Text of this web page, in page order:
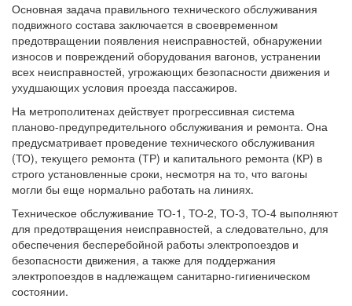
Основная задача правильного технического обслуживания
подвижного состава заключается в своевременном
предотвращении появления неисправностей, обнаружении
износов и повреждений оборудования вагонов, устранении
всех неисправностей, угрожающих безопасности движения и
ухудшающих условия проезда пассажиров.
На метрополитенах действует прогрессивная система
планово-предупредительного обслуживания и ремонта. Она
предусматривает проведение технического обслуживания
(ТО), текущего ремонта (ТР) и капитального ремонта (КР) в
строго установленные сроки, несмотря на то, что вагоны
могли бы еще нормально работать на линиях.
Техническое обслуживание ТО-1, ТО-2, ТО-3, ТО-4 выполняют
для предотвращения неисправностей, а следовательно, для
обеспечения бесперебойной работы электропоездов и
безопасности движения, а также для поддержания
электропоездов в надлежащем санитарно-гигиеническом
состоянии.